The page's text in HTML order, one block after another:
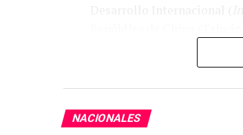
becas de Maestría en
experiencia que
NACIONALES